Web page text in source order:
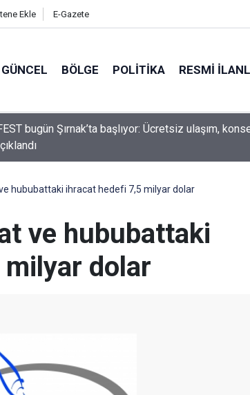
Ekle E-Gazete
GÜNCEL BÖLGE POLITIKA RESMI
Sınır Değişikliği Açıklaması: O
hububattaki ihracat hedefi 7,5 milyar dolar
ve hububattaki
dolar